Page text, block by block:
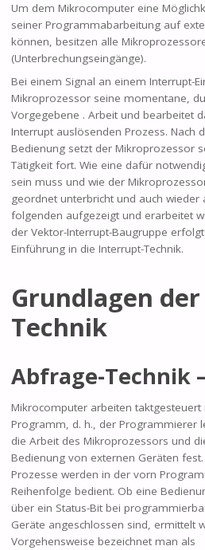
Um dem Mikrocomputer eine
seiner Programmabarbeitung auf
können, besitzen alle
(Unterbrechungseingänge).
Bei einem Signal an einem Interrupt-
Mikroprozessor seine momentane,
Vorgegebene . Arbeit und bearbeitet
Interrupt auslösenden Prozess. Nach
Bedienung setzt der Mikroprozessor
Tätigkeit fort. Wie eine dafür
sein muss und wie der
geordnet unterbricht und auch
folgenden aufgezeigt und erarbeitet
der Vektor-Interrupt-Baugruppe
Einführung in die Interrupt-Technik.
Grundlagen
Technik
Abfrage-Technik
Mikrocomputer arbeiten
Programm, d. h., der Programmierer
die Arbeit des Mikroprozessors und
Bedienung von externen Geräten
Prozesse werden in der vorn
Reihenfolge bedient. Ob eine
über ein Status-Bit bei
Geräte angeschlossen sind, ermittelt
Vorgehensweise bezeichnet man als